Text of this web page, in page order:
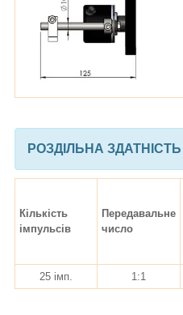
РОЗДІЛЬНА ЗДАТНІСТЬ
Кількість
імпульсів
Передавальне
число
25 імп. 1:1